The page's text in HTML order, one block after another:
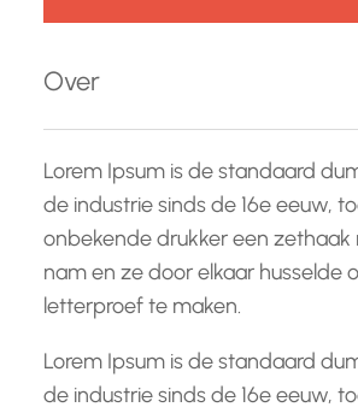
k
n
Over
Lorem Ipsum is de standaard
de industrie sinds de 16e eeuw,
onbekende drukker een
nam en ze door elkaar husselde
letterproef te maken.
Lorem Ipsum is de standaard
de industrie sinds de 16e eeuw,